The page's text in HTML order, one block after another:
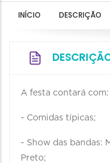
INÍCIO DESCRIÇÃO
A festa contará com:
- Comidas típicas;
- Show das bandas:
Preto;